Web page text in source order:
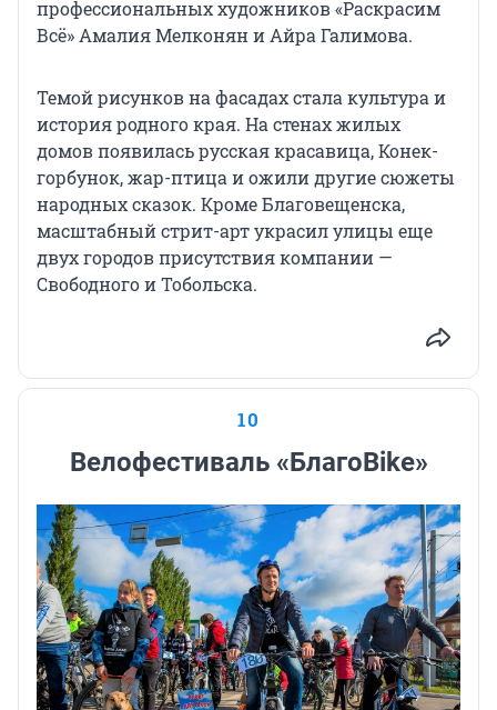
профессиональных художников «Раскрасим
Всё» Амалия Мелконян и Айра Галимова.
Темой рисунков на фасадах стала культура и
история родного края. На стенах жилых
домов появилась русская красавица, Конек-
горбунок, жар-птица и ожили другие сюжеты
народных сказок. Кроме Благовещенска,
масштабный стрит-арт украсил улицы еще
двух городов присутствия компании —
Свободного и Тобольска.
10
Велофестиваль «БлагоBike»